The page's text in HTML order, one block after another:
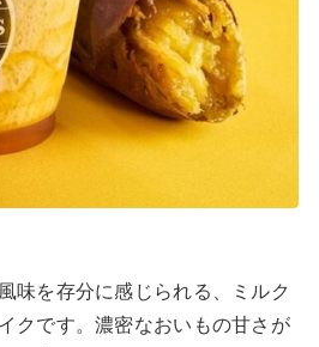
味を存分に感じられる、ミルク
クです。濃密なおいもの甘さが